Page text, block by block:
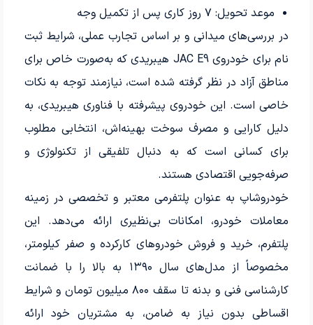
موعد تحویل: ۷روز کاری پس از تکمیل وجه
در بررسی‌های میدانی و بر اساس تجارب عملی، شرایط ثبت
نام برای خودروی JAC E9 هیبریدی که به‌صورت خاص برای
مناطق آزاد در نظر گرفته شده است، نیازمند توجه به نکات
خاصی است. این خودروی پیشرفته با فناوری هیبریدی، به
دلیل کارایی و مصرف سوخت بهینه‌اش، انتخابی مطلوب
برای کسانی است که به دنبال تلفیقی از تکنولوژی و
صرفه‌جویی اقتصادی هستند.
خودروشاپ به عنوان پلتفرمی معتبر و تخصصی در زمینه
معاملات خودرو، امکانات بی‌نظیری ارائه می‌دهد. این
پلتفرم، خرید و فروش خودروهای کارکرده و صفر کیلومتر،
مخصوصاً از مدل‌های سال ۱۳۹۰ به بالا را با ضمانت
کارشناسی فنی و بدنه تا سقف ۸۰۰ میلیون تومان و شرایط
اقساطی بدون نیاز به ضامن، به مشتریان خود ارائه